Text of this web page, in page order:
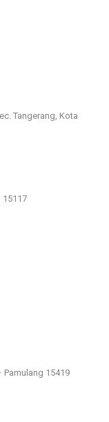
Tangerang, Kota
15117
Pamulang 15419